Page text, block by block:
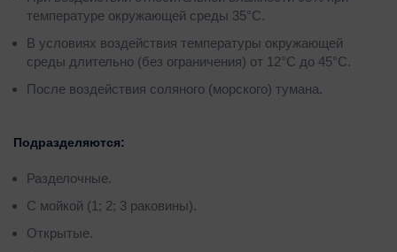
температуре окружающей среды 35°С.
В условиях воздействия температуры окружающей
среды длительно (без ограничения) от 12°С до 45°С.
После воздействия соляного (морского) тумана.
Подразделяются:
Разделочные.
С мойкой (1; 2; 3 раковины).
Открытые.